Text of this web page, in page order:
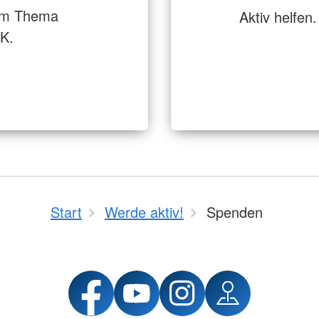
Thema
Aktiv
Start Werde aktiv! Spenden